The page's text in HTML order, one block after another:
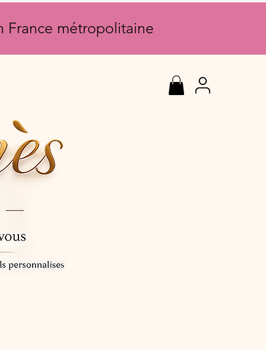
France métropolitaine